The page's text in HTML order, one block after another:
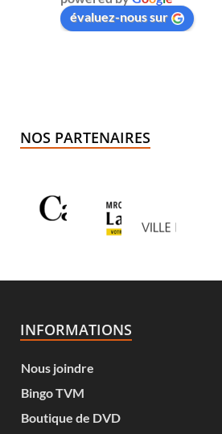
évaluez-nous sur
NOS PARTENAIRES
INFORMATIONS
Nous joindre
Bingo TVM
Boutique de DVD